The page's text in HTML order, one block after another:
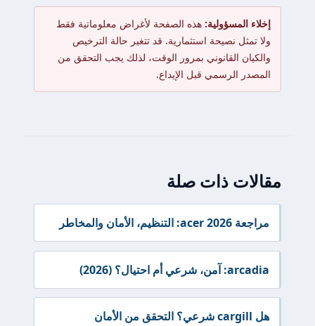
إخلاء المسؤولية: هذه الصفحة لأغراض معلوماتية فقط
ولا تمثل نصيحة استثمارية. قد تتغير حالة الترخيص
والكيان القانوني بمرور الوقت، لذلك يجب التحقق من
المصدر الرسمي قبل الإيداع.
مقالات ذات صلة
مراجعة acer 2026: التنظيم، الأمان والمخاطر
arcadia: آمن، شرعي أم احتيال؟ (2026)
هل cargill شرعي؟ التحقق من الأمان